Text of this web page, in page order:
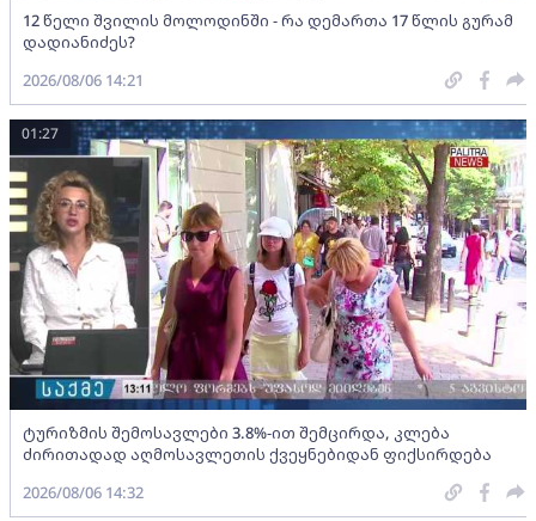
12 წელი შვილის მოლოდინში - რა დემართა 17 წლის გურამ
დადიანიძეს?
2026/08/06 14:21
ტურიზმის შემოსავლები 3.8%-ით შემცირდა, კლება
ძირითადად აღმოსავლეთის ქვეყნებიდან ფიქსირდება
01:27
2026/08/06 14:32